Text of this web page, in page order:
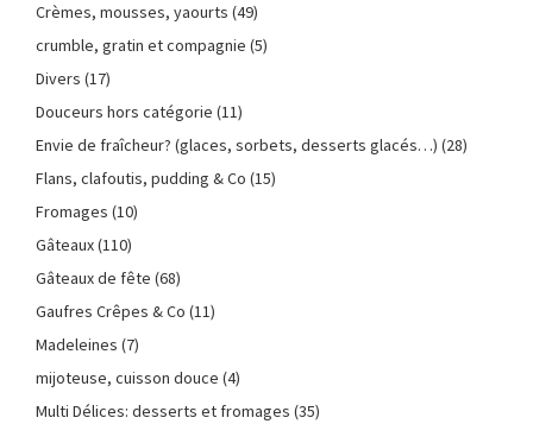
Crèmes, mousses, yaourts (49)
crumble, gratin et compagnie (5)
Divers (17)
Douceurs hors catégorie (11)
Envie de fraîcheur? (glaces, sorbets, desserts glacés…) (28)
Flans, clafoutis, pudding & Co (15)
Fromages (10)
Gâteaux(110)
Gâteaux de fête (68)
Gaufres Crêpes & Co (11)
Madeleines (7)
mijoteuse, cuisson douce (4)
Multi Délices: desserts et fromages (35)